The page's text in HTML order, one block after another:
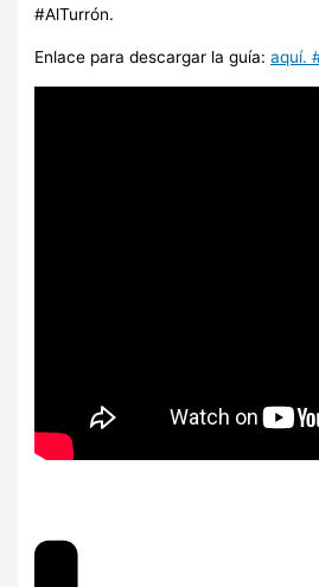
#AlTurrón.
Enlace para descargar la guía:aquí.